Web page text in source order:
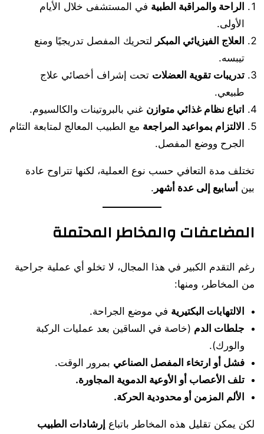
الراحة والمراقبة الطبية في المستشفى خلال الأيام
الأولى.
العلاج الفيزيائي المبكر لتحريك المفصل تدريجيًا ومنع
تيبسه.
تدريبات تقوية العضلات تحت إشراف أخصائي علاج
طبيعي.
اتباع نظام غذائي متوازن غني بالبروتينات والكالسيوم.
الالتزام بمواعيد المراجعة مع الطبيب المعالج لمتابعة التئام
الجرح ووضع المفصل.
تختلف مدة التعافي حسب نوع العملية، لكنها تتراوح عادة
بين أسابيع إلى عدة أشهر .
المضاعفات والمخاطر المحتملة
رغم التقدم الكبير في هذا المجال، لا تخلو أي عملية جراحية
من المخاطر، ومنها:
الالتهابات البكتيرية في موضع الجراحة.
جلطات الدم (خاصة في الساقين بعد عمليات الركبة
والورك).
فشل أو ارتخاء المفصل الصناعي بمرور الوقت.
تلف الأعصاب أو الأوعية الدموية المجاورة.
الألم المزمن أو محدودية الحركة.
لكن يمكن تقليل هذه المخاطر باتباع إرشادات الطبيب